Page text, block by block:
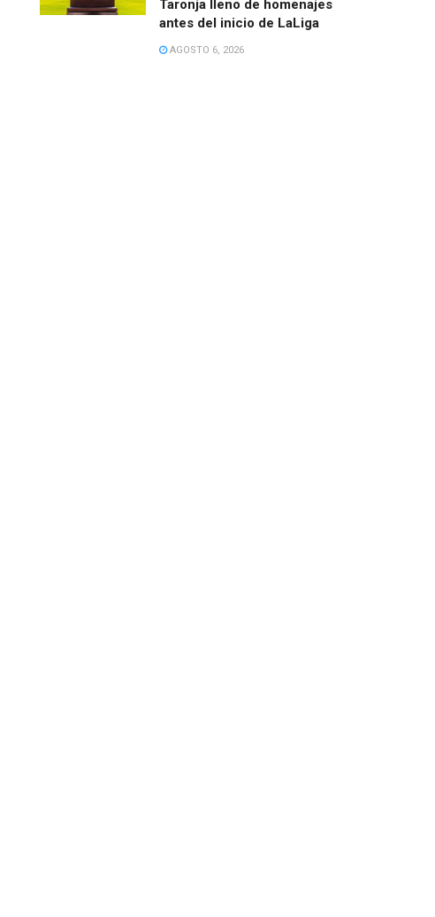
Taronja lleno de homenajes
antes del inicio de LaLiga
AGOSTO 6, 2026